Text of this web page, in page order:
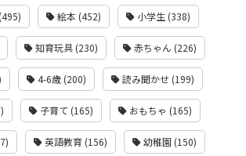
絵本 (452) 小学生 (338)
知育玩具 (230) 赤ちゃん (226)
4-6歳 (200) 読み聞かせ (199)
子育て (165) おもちゃ (165)
英語教育 (156) 幼稚園 (150)